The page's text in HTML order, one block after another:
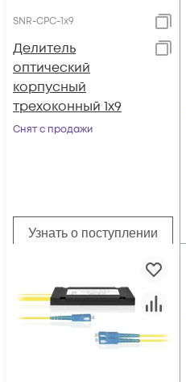
SNR-CPC-1x9
Делитель
оптический
корпусный
трехоконный 1х9
Снят с продажи
Узнать о поступлении